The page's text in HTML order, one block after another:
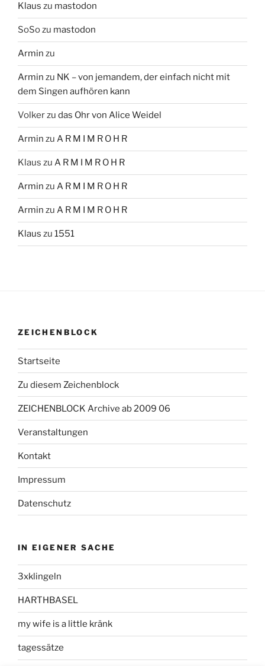
Klaus zu mastodon
SoSozu mastodon
Armin zu
Armin zu NK – von jemandem, der einfach nicht mit
dem Singen aufhören kann
Volkerzu das Ohr von Alice Weidel
Armin zu A R M I M R O H R
Klaus zu A R M I M R O H R
Armin zu A R M I M R O H R
Armin zu A R M I M R O H R
Klaus zu 1551
ZEICHENBLOCK
Startseite
Zu diesem Zeichenblock
ZEICHENBLOCK Archive ab 2009 06
Veranstaltungen
Kontakt
Impressum
Datenschutz
IN EIGENER SACHE
3xklingeln
HARTHBASEL
my wife is a little kränk
tagessätze